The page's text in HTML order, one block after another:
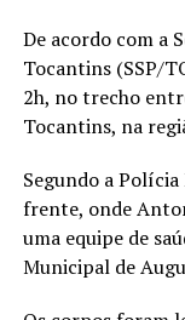
De acordo com a
Tocantins (SSP/
2h, no trecho
Tocantins, na
Segundo a
frente, onde
uma equipe de
Municipal de